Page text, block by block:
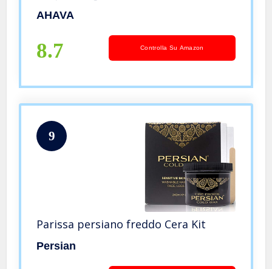
AHAVA
8.7 Controlla Su Amazon
9
Parissa persiano freddo Cera Kit
Persian